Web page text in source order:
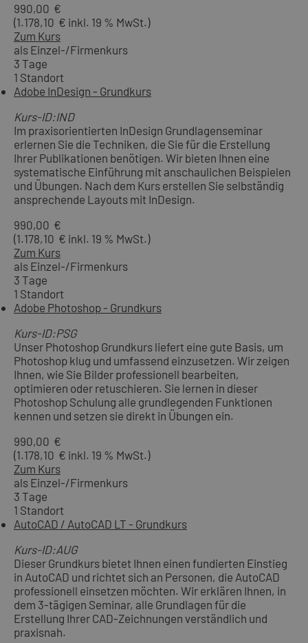
990,00 €
(1.178,10 € inkl. 19 % MwSt.)
Zum Kurs
als Einzel-/Firmenkurs
3 Tage
1 Standort
Adobe InDesign - Grundkurs
Kurs-ID:IND
Im praxisorientierten InDesign Grundlagenseminar
erlernen Sie die Techniken, die Sie für die Erstellung
Ihrer Publikationen benötigen. Wir bieten Ihnen eine
systematische Einführung mit anschaulichen Beispielen
und Übungen. Nach dem Kurs erstellen Sie selbständig
ansprechende Layouts mit InDesign.
990,00 €
(1.178,10 € inkl. 19 % MwSt.)
Zum Kurs
als Einzel-/Firmenkurs
3 Tage
1 Standort
Adobe Photoshop - Grundkurs
Kurs-ID:PSG
Unser Photoshop Grundkurs liefert eine gute Basis, um
Photoshop klug und umfassend einzusetzen. Wir zeigen
Ihnen, wie Sie Bilder professionell bearbeiten,
optimieren oder retuschieren. Sie lernen in dieser
Photoshop Schulung alle grundlegenden Funktionen
kennen und setzen sie direkt in Übungen ein.
990,00 €
(1.178,10 € inkl. 19 % MwSt.)
Zum Kurs
als Einzel-/Firmenkurs
3 Tage
1 Standort
AutoCAD / AutoCAD LT - Grundkurs
Kurs-ID:AUG
Dieser Grundkurs bietet Ihnen einen fundierten Einstieg
in AutoCAD und richtet sich an Personen, die AutoCAD
professionell einsetzen möchten. Wir erklären Ihnen, in
dem 3-tägigen Seminar, alle Grundlagen für die
Erstellung Ihrer CAD-Zeichnungen verständlich und
praxisnah.